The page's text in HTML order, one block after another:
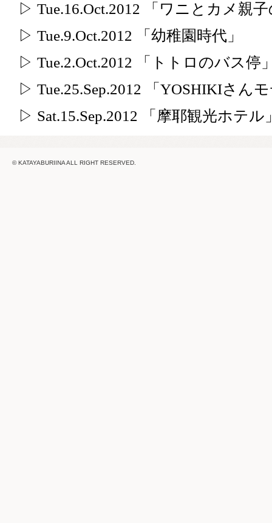
▷ Tue.16.Oct.2012 「ワニとカメ親
▷ Tue.9.Oct.2012 「幼稚園時代」
▷ Tue.2.Oct.2012 「トトロのバス停
▷ Tue.25.Sep.2012 「YOSHIKIさん
▷ Sat.15.Sep.2012 「摩耶観光ホテル
© KATAYABURIINA ALL RIGHT RESERVED.